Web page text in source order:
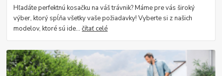
Hľadáte perfektnú kosačku na váš trávnik? Máme pre vás široký
výber, ktorý spĺňa všetky vaše požiadavky! Vyberte si z našich
modelov, ktoré sú ide...čítať celé